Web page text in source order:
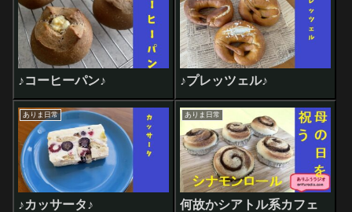
♪コーヒーパン♪ ♪プレッツェル♪
ありま日常
♪カッサータ♪
ありま日常
何故かシアトル系カフェ